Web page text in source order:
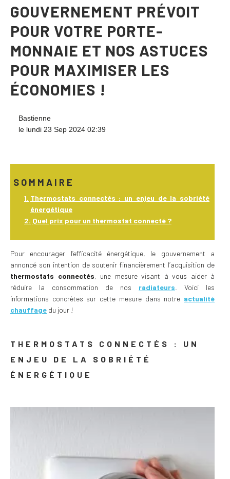
GOUVERNEMENT PRÉVOIT
POUR VOTRE PORTE-
MONNAIE ET NOS ASTUCES
POUR MAXIMISER LES
ÉCONOMIES !
Bastienne
le lundi 23 Sep 2024 02:39
SOMMAIRE
Thermostats connectés : un enjeu de la sobriété
énergétique
Quel prix pour un thermostat connecté ?
Pour encourager l’efficacité énergétique, le gouvernement a
annoncé son intention de soutenir financièrement l’acquisition de
thermostats connectés, une mesure visant à vous aider à
réduire la consommation de nos radiateurs . Voici les
informations concrètes sur cette mesure dans notre actualité
chauffage du jour !
THERMOSTATS CONNECTÉS : UN
ENJEU DE LA SOBRIÉTÉ
ÉNERGÉTIQUE